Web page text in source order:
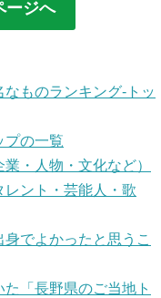
ージへ
なものランキング-トッ
プの一覧
・人物・文化など）
レント・芸能人・歌
身でよかったと思うこ
た「長野県のご当地ト